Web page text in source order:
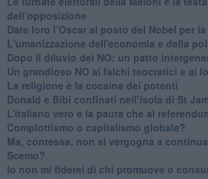
dell’opposizione
​Date loro l’Oscar al posto del Nobel per la
L'umanizzazione dell'economia e della
​Dopo il diluvio dei NO: un patto
​Un grandioso NO ai falchi teocratici e ai
La religione è la cocaina dei potenti
Donald e Bibi confinati nell’isola di St
L’italiano vero e la paura che al
​Complottismo o capitalismo globale?
​Ma, contessa, non si vergogna a
Scemo?
​Io non mi fiderei di chi promuove o